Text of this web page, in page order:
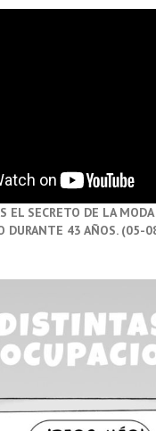
EL SECRETO DE LA
DURANTE 43 AÑOS. (05-